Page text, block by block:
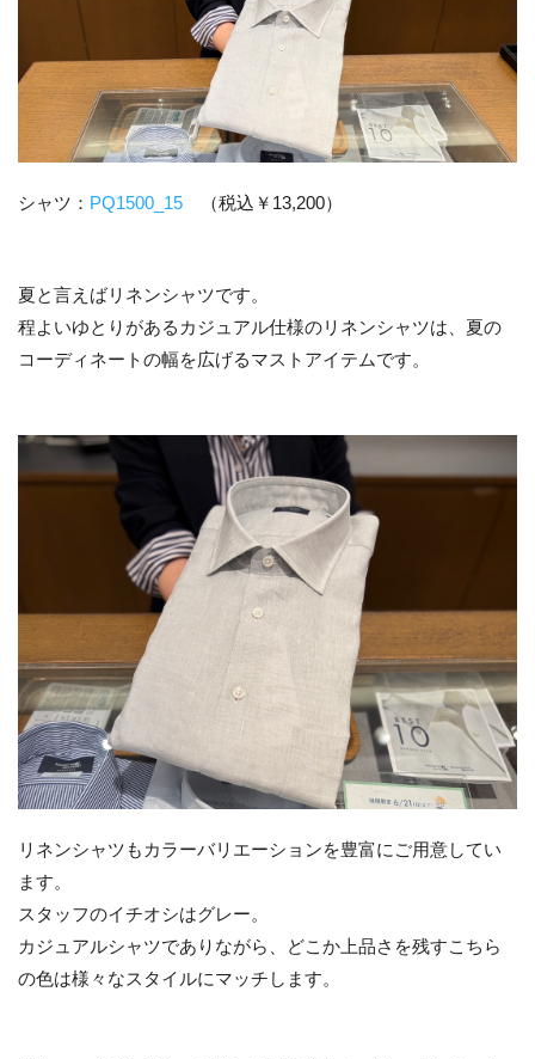
シャツ： PQ1500_15 （税込￥13,200）
夏と言えばリネンシャツです。
程よいゆとりがあるカジュアル仕様のリネンシャツは、夏の
コーディネートの幅を広げるマストアイテムです。
リネンシャツもカラーバリエーションを豊富にご用意してい
ます。
スタッフのイチオシはグレー。
カジュアルシャツでありながら、どこか上品さを残すこちら
の色は様々なスタイルにマッチします。